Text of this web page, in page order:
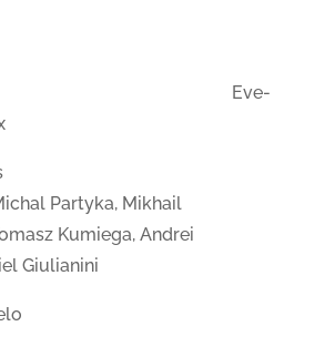
Eve-
Partyka, Mikhail
Kumiega, Andrei
Giulianini
del cielo